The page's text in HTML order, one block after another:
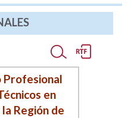
Profesional
en
Región de